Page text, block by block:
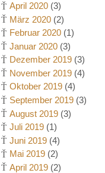
April 2020 (3)
März 2020 (2)
Februar 2020 (1)
Januar 2020 (3)
Dezember 2019 (3)
November 2019 (4)
Oktober 2019 (4)
September 2019 (3)
August 2019 (3)
Juli 2019 (1)
Juni 2019 (4)
Mai 2019 (2)
April 2019 (2)